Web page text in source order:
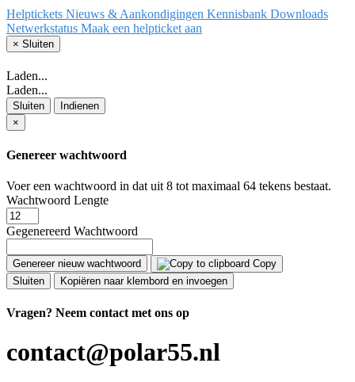
Helptickets Nieuws & Aankondigingen Kennisbank Downloads
Netwerkstatus Maak een helpticket aan
× Sluiten
Laden...
Laden...
Sluiten
Indienen
×
Genereer wachtwoord
Voer een wachtwoord in dat uit 8 tot maximaal 64 tekens bestaat.
Wachtwoord Lengte
Gegenereerd Wachtwoord
Genereer nieuw wachtwoord
Copy
Sluiten
Kopiëren naar klembord en invoegen
Vragen? Neem contact met ons op
contact@polar55.nl